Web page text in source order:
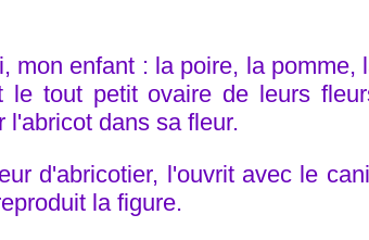
enfant : la poire, la pomme,
le tout petit ovaire de leurs
l'abricot dans sa fleur.
d'abricotier, l'ouvrit avec le
la figure.